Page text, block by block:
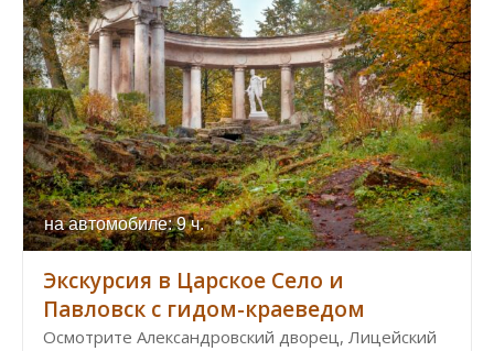
на автомобиле: 9 ч.
Экскурсия в Царское Село и
Павловск с гидом-краеведом
Осмотрите Александровский дворец, Лицейский